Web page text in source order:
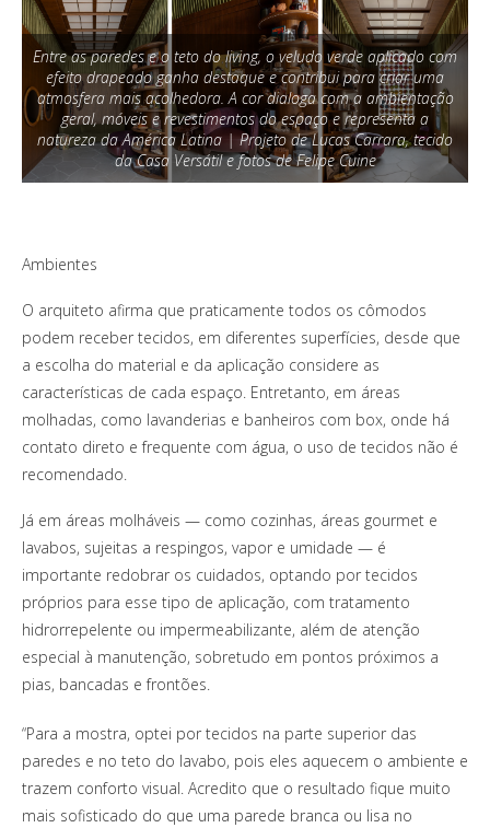
Entre as paredes e o teto do living, o veludo verde aplicado com
efeito drapeado ganha destaque e contribui para criar uma
atmosfera mais acolhedora. A cor dialoga com a ambientação
geral, móveis e revestimentos do espaço e representa a
natureza da América Latina | Projeto de Lucas Carrara, tecido
da Casa Versátil e fotos de Felipe Cuine
Ambientes
O arquiteto afirma que praticamente todos os cômodos
podem receber tecidos, em diferentes superfícies, desde que
a escolha do material e da aplicação considere as
características de cada espaço. Entretanto, em áreas
molhadas, como lavanderias e banheiros com box, onde há
contato direto e frequente com água, o uso de tecidos não é
recomendado.
Já em áreas molháveis — como cozinhas, áreas gourmet e
lavabos, sujeitas a respingos, vapor e umidade — é
importante redobrar os cuidados, optando por tecidos
próprios para esse tipo de aplicação, com tratamento
hidrorrepelente ou impermeabilizante, além de atenção
especial à manutenção, sobretudo em pontos próximos a
pias, bancadas e frontões.
“Para a mostra, optei por tecidos na parte superior das
paredes e no teto do lavabo, pois eles aquecem o ambiente e
trazem conforto visual. Acredito que o resultado fique muito
mais sofisticado do que uma parede branca ou lisa no